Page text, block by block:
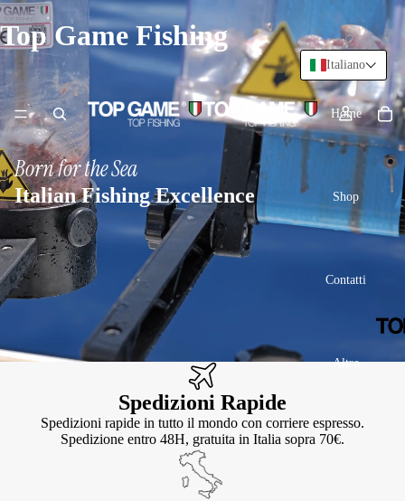
Top Game Fishing
Home
Shop
Contatti
Altro
Born for the Sea
Italian Fishing Excellence
Spedizioni Rapide
Spedizioni rapide in tutto il mondo con corriere espresso.
Spedizione entro 48H, gratuita in Italia sopra 70€.
Italiano